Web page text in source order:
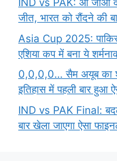
IND vs PAK: आ जाओ
जीत, भारत को रौंदने की
Asia Cup 2025:
एशिया कप में बना ये
0,0,0,0… सैम अयूब का
इतिहास में पहली बार हुआ
IND vs PAK Final:
बार खेला जाएगा ऐसा